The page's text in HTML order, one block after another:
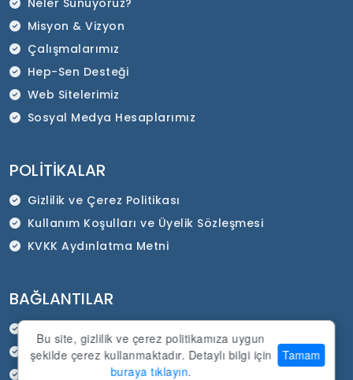
Bu site, gizlilik ve çerez politikamıza uygun
şekilde çerez kullanmaktadır. Detaylı bilgi için
buraya tıklayın.
Tamam
Neler Sunuyoruz?
Misyon & Vizyon
Çalışmalarımız
Hep-Sen Desteği
Web Sitelerimiz
Sosyal Medya Hesaplarımız
POLITIKALAR
Gizlilik ve Çerez Politikası
Kullanım Koşulları ve Üyelik Sözleşmesi
KVKK Aydınlatma Metni
BAĞLANTILAR
SADEP Kurumsal İnternet Sitesi